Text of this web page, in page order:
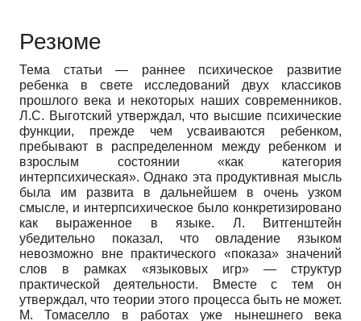
Резюме
Тема статьи — раннее психическое развитие
ребенка в свете исследований двух классиков
прошлого века и некоторых наших современников.
Л.С. Выготский утверждал, что высшие психические
функции, прежде чем усваиваются ребенком,
пребывают в распределенном между ребенком и
взрослым состоянии «как категория
интерпсихическая». Однако эта продуктивная мысль
была им развита в дальнейшем в очень узком
смысле, и интерпсихическое было конкретизировано
как выраженное в языке. Л. Витгенштейн
убедительно показал, что овладение языком
невозможно вне практического «показа» значений
слов в рамках «языковых игр» — структур
практической деятельности. Вместе с тем он
утверждал, что теории этого процесса быть не может.
М. Томаселло в работах уже нынешнего века